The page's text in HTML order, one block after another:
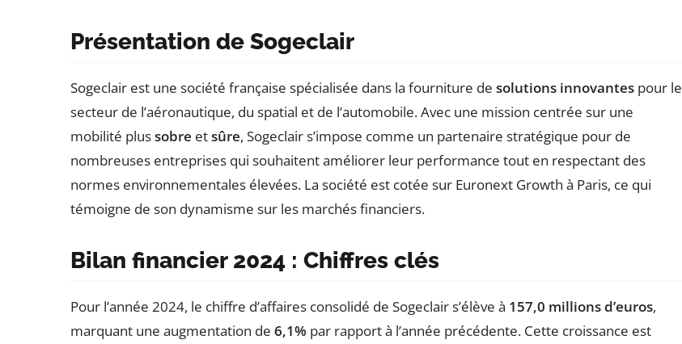
Présentation de Sogeclair
Sogeclair est une société française spécialisée dans la fourniture de solutions innovantes pour le
secteur de l’aéronautique, du spatial et de l’automobile. Avec une mission centrée sur une
mobilité plussobre etsûre, Sogeclair s’impose comme un partenaire stratégique pour de
nombreuses entreprises qui souhaitent améliorer leur performance tout en respectant des
normes environnementales élevées. La société est cotée sur Euronext Growth à Paris, ce qui
témoigne de son dynamisme sur les marchés financiers.
Bilan financier 2024 : Chiffres clés
Pour l’année 2024, le chiffre d’affaires consolidé de Sogeclair s’élève à 157,0 millions d’euros,
marquant une augmentation de 6,1% par rapport à l’année précédente. Cette croissance est